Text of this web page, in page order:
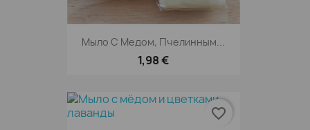
Мыло С Медом, Пчелинным...
1,98 €
favorite_border